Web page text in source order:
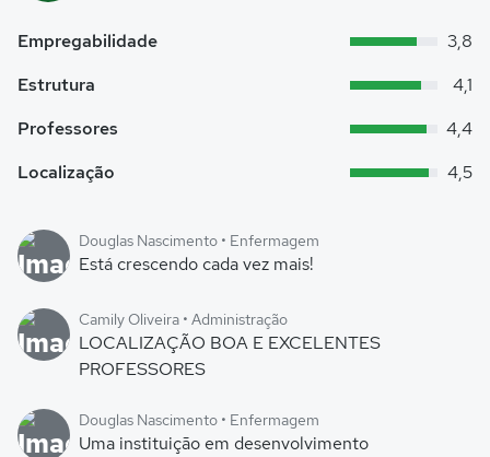
Empregabilidade
3,8
Estrutura
4,1
Professores
4,4
Localização
4,5
Douglas Nascimento • Enfermagem
Está crescendo cada vez mais!
Camily Oliveira • Administração
LOCALIZAÇÃO BOA E EXCELENTES
PROFESSORES
Douglas Nascimento • Enfermagem
Uma instituição em desenvolvimento